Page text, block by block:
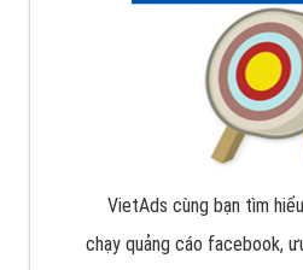
VietAds cùng bạn tìm
chạy quảng cáo facebook,